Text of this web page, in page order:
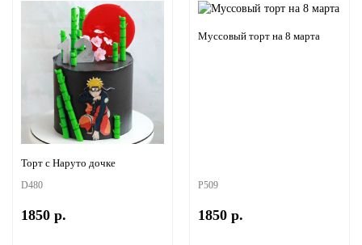
Торт с Наруто дочке
D480
1850 р.
Муссовый торт на 8 марта
P509
1850 р.